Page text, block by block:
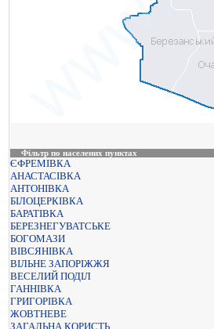
Фільтр по населених пунктах
ЄФРЕМІВКА
АНАСТАСІВКА
АНТОНІВКА
БІЛОЦЕРКІВКА
БАРАТІВКА
БЕРЕЗНЕГУВАТСЬКЕ
БОГОМАЗИ
ВІВСЯНІВКА
ВІЛЬНЕ ЗАПОРІЖЖЯ
ВЕСЕЛИЙ ПОДІЛ
ГАННІВКА
ГРИГОРІВКА
ЖОВТНЕВЕ
ЗАГАЛЬНА КОРИСТЬ